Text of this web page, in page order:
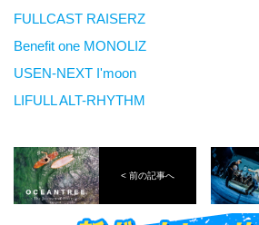
FULLCAST RAISERZ
Benefit one MONOLIZ
USEN-NEXT I'moon
LIFULL ALT-RHYTHM
< 前の記事へ